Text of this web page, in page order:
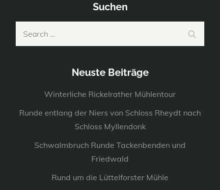
Suchen
Neuste Beiträge
Winterliche Rickelrather Mühlentour
Runde entlang der Niers von Schloss Rheydt nach
Schloss Myllendonk
Schwalmbruch Runde Tackenbenden und
Friedwald
Rund um die Lüttelforster Mühle